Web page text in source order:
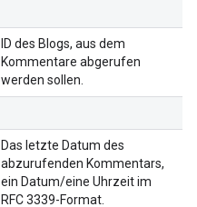
ID des Blogs, aus dem
Kommentare abgerufen
werden sollen.
Das letzte Datum des
abzurufenden Kommentars,
ein Datum/eine Uhrzeit im
RFC 3339-Format.